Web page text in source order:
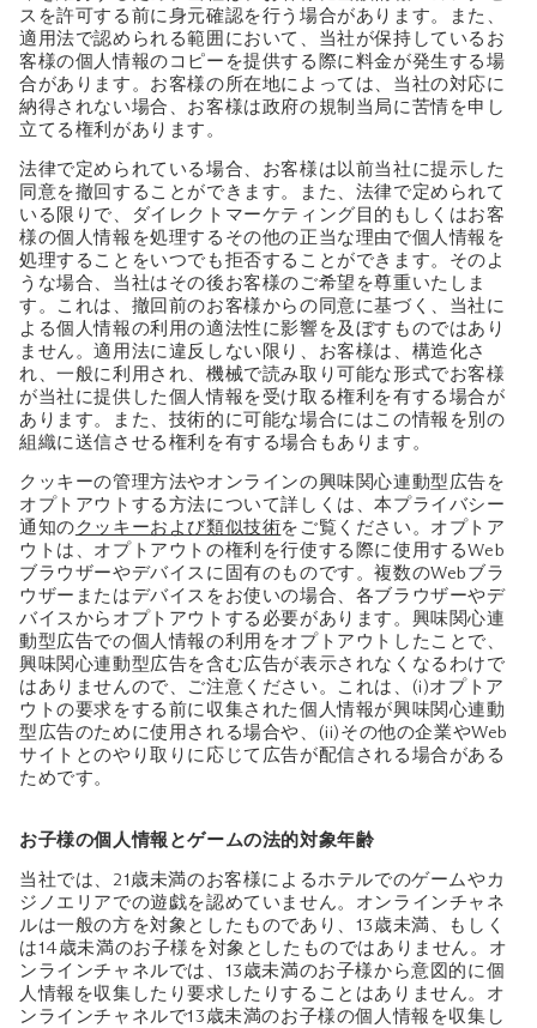
スを許可する前に身元確認を行う場合があります。また、
適用法で認められる範囲において、当社が保持しているお
客様の個人情報のコピーを提供する際に料金が発生する場
合があります。お客様の所在地によっては、当社の対応に
納得されない場合、お客様は政府の規制当局に苦情を申し
立てる権利があります。
法律で定められている場合、お客様は以前当社に提示した
同意を撤回することができます。また、法律で定められて
いる限りで、ダイレクトマーケティング目的もしくはお客
様の個人情報を処理するその他の正当な理由で個人情報を
処理することをいつでも拒否することができます。そのよ
うな場合、当社はその後お客様のご希望を尊重いたしま
す。これは、撤回前のお客様からの同意に基づく、当社に
よる個人情報の利用の適法性に影響を及ぼすものではあり
ません。適用法に違反しない限り、お客様は、構造化さ
れ、一般に利用され、機械で読み取り可能な形式でお客様
が当社に提供した個人情報を受け取る権利を有する場合が
あります。また、技術的に可能な場合にはこの情報を別の
組織に送信させる権利を有する場合もあります。
クッキーの管理方法やオンラインの興味関心連動型広告を
オプトアウトする方法について詳しくは、本プライバシー
通知の クッキーおよび類似技術をご覧ください。オプトア
ウトは、オプトアウトの権利を行使する際に使用するWeb
ブラウザーやデバイスに固有のものです。複数のWebブラ
ウザーまたはデバイスをお使いの場合、各ブラウザーやデ
バイスからオプトアウトする必要があります。興味関心連
動型広告での個人情報の利用をオプトアウトしたことで、
興味関心連動型広告を含む広告が表示されなくなるわけで
はありませんので、ご注意ください。これは、(i)オプトア
ウトの要求をする前に収集された個人情報が興味関心連動
型広告のために使用される場合や、(ii)その他の企業やWeb
サイトとのやり取りに応じて広告が配信される場合がある
ためです。
お子様の個人情報とゲームの法的対象年齢
当社では、21歳未満のお客様によるホテルでのゲームやカ
ジノエリアでの遊戯を認めていません。オンラインチャネ
ルは一般の方を対象としたものであり、13歳未満、もしく
は14歳未満のお子様を対象としたものではありません。オ
ンラインチャネルでは、13歳未満のお子様から意図的に個
人情報を収集したり要求したりすることはありません。オ
ンラインチャネルで13歳未満のお子様の個人情報を収集し